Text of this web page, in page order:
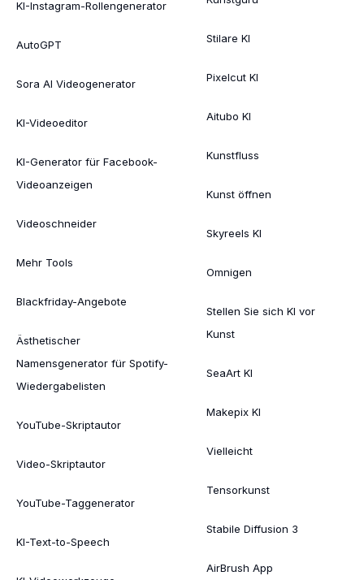
KI-Instagram-Rollengenerator
AutoGPT
Sora AI Videogenerator
KI-Videoeditor
KI-Generator für Facebook-
Videoanzeigen
Videoschneider
Mehr Tools
Blackfriday-Angebote
Ästhetischer
Namensgenerator für Spotify-
Wiedergabelisten
YouTube-Skriptautor
Video-Skriptautor
YouTube-Taggenerator
KI-Text-to-Speech
Stilare KI
Pixelcut KI
Aitubo KI
Kunstfluss
Kunst öffnen
Skyreels KI
Omnigen
Stellen Sie sich KI vor
Kunst
SeaArt KI
Makepix KI
Vielleicht
Tensorkunst
Stabile Diffusion 3
AirBrush App